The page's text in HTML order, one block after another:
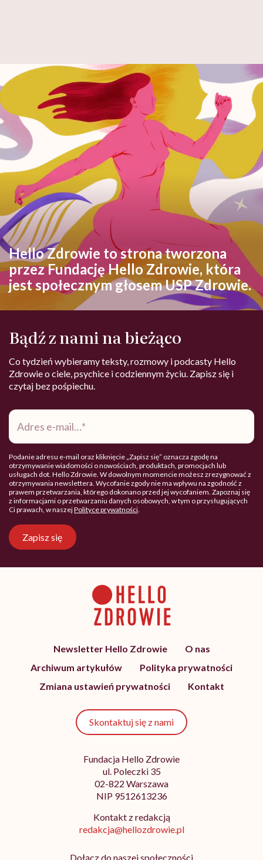
Hello Zdrowie to strona tworzona
przez Fundację Hello Zdrowie, która
jest społecznym głosem USP Zdrowie.
Bądź z nami na bieżąco
Co tydzień wybieramy teksty, rozmowy i podcasty Hello
Zdrowie o ciele, psychice i codziennym życiu. Zapisz się i
czytaj bez pośpiechu.
Adres
mail*
Podanie adresu e-mail oraz kliknięcie „Zapisz się” oznacza zgodę na
otrzymywanie wiadomości o nowościach, produktach, promocjach lub
usługach dot. Hello Zdrowie. W dowolnym momencie możesz zrezygnować z
otrzymywania newslettera. Wycofanie zgody nie ma wpływu na zgodność z
prawem przetwarzania, którego dokonano przed jej wycofaniem. Zapoznaj się
z informacjami o przetwarzaniu danych osobowych, w tym o przysługujących
Ci prawach, w naszejPolityce prywatności.
Zapisz się
Newsletter Hello Zdrowie
O nas
Archiwum artykułów
Polityka prywatności
Zmiana ustawień prywatności
Kontakt
Skontaktuj się z nami
Fundacja Hello Zdrowie
ul. Poleczki 35
02-822 Warszawa
NIP 9512613236
Kontakt z redakcją
redakcja@hellozdrowie.pl
Dołącz do naszej społeczności